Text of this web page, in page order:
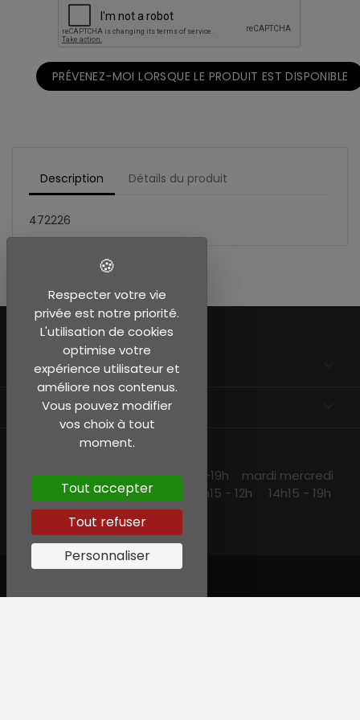
PRÉVENEZ-MOI LORSQUE LE PRODUIT EST DISPONIBLE
Description Détails du produit
472226
EN SAVOIR PLUS
INFORMATIONS
NOS HORAIRES
lundi et jeudi 10h15 -13h30 14h30 -19h mardi mercredi
et vendredi 10h15-19h samedi 10h15 - 12h 14h15 - 19h
Respecter votre vie
privée est notre priorité.
L'utilisation de cookies
optimise votre
expérience utilisateur et
améliore nos contenus.
Vous pouvez modifier
vos choix à tout
moment.
Tout accepter
Tout refuser
Personnaliser